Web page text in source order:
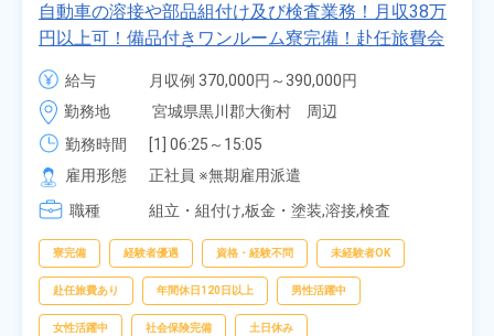
自動車の溶接や部品組付け及び検査業務！月収38万
円以上可！備品付きワンルーム寮完備！赴任旅費会
社負担★人気の土日休み！昇給＆業績賞与あり！
車・バイク通勤可！無料駐車場あり！カップルでの
応募OK★《宮城県大衡村》
給与
月収例 370,000円～390,000円
時給 1,700円～1,700円
勤務地
宮城県黒川郡大衡村　周辺
勤務時間
[1] 06:25～15:05
[2] 16:00～00:40
[3] 16:30～01:10
[4] 08:00～16:40
雇用形態
正社員 ※無期雇用派遣
職種
組立・組付け,板金・塗装,溶接,検査
寮完備 経験者優遇 資格・経験不問 未経験者OK
赴任旅費あり 年間休日120日以上 男性活躍中
女性活躍中 社会保険完備 土日休み